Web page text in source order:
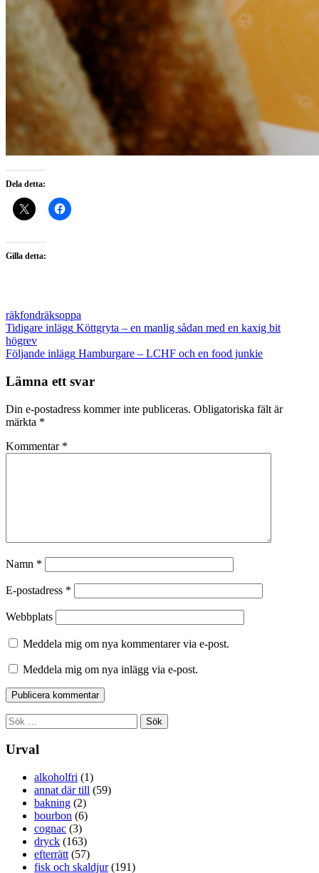
Dela detta:
Gilla detta:
räkfondräksoppa
Inläggsnavigering
Tidigare inlägg Köttgryta – en manlig sådan med en kaxig bit
högrev
Följande inlägg Hamburgare – LCHF och en food junkie
Lämna ett svar
Din e-postadress kommer inte publiceras. Obligatoriska fält är
märkta *
Kommentar *
Namn *
E-postadress *
Webbplats
Meddela mig om nya kommentarer via e-post.
Meddela mig om nya inlägg via e-post.
Sök
efter:
Urval
alkoholfri (1)
annat där till (59)
bakning (2)
bourbon (6)
cognac (3)
dryck (163)
efterrätt (57)
fisk och skaldjur(191)